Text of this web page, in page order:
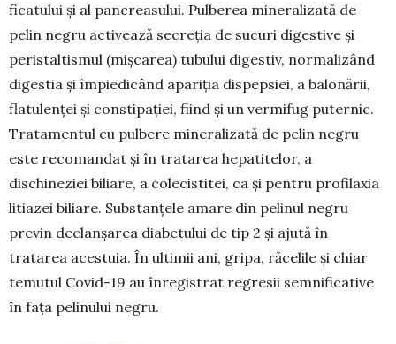
ficatului și al pancreasului. Pulberea mineralizată de
pelin negru activează secreția de sucuri digestive și
peristaltismul (mișcarea) tubului digestiv, normalizând
digestia și împiedicând apariția dispepsiei, a balonării,
flatulenței şi constipației, fiind și un vermifug puternic.
Tratamentul cu pulbere mineralizată de pelin negru
este recomandat și în tratarea hepatitelor, a
dischineziei biliare, a colecistitei, ca și pentru profilaxia
litiazei biliare. Substanțele amare din pelinul negru
previn declanșarea diabetului de tip 2 și ajută în
tratarea acestuia. În ultimii ani, gripa, răcelile și chiar
temutul Covid-19 au înregistrat regresii semnificative
în fața pelinului negru.